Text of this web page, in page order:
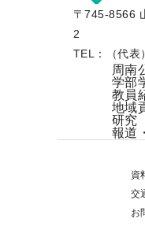
〒745-8566
2
TEL：（代
周南
学部
教員
地域
研究
報道
資
交
お